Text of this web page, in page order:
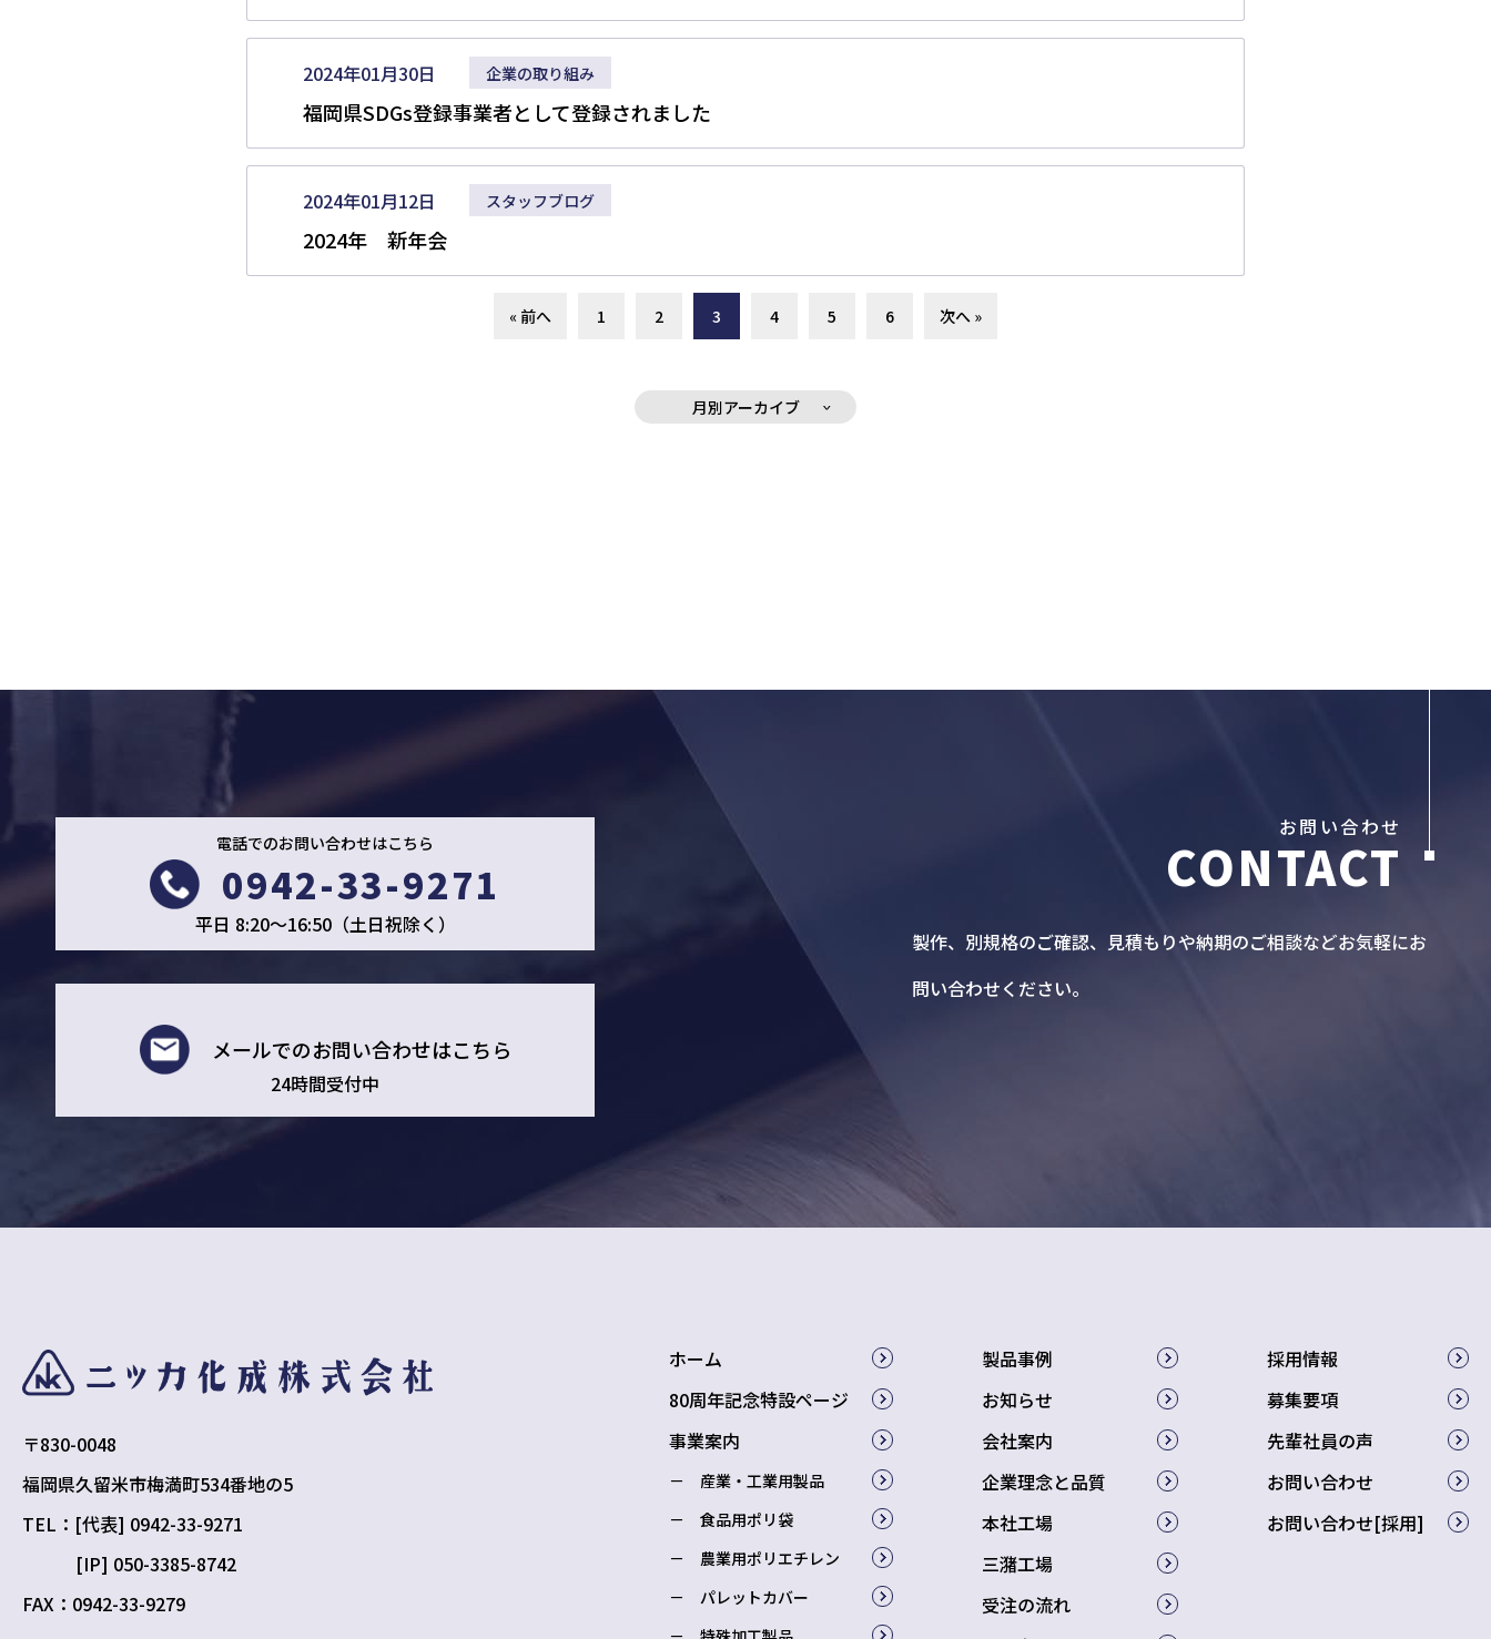
2024年01月30日 企業の取り組み
福岡県SDGs登録事業者として登録されました
2024年01月12日 スタッフブログ
2024年 新年会
« 前へ 1 2 3 4 5 6 次へ »
月別アーカイブ
お問い合わせ
製作、別規格のご確認、見積もりや納期のご相談などお気軽にお
問い合わせください。
電話でのお問い合わせはこちら
0942-33-9271
平日 8:20～16:50（土日祝除く）
メールでのお問い合わせはこちら
24時間受付中
〒830-0048
福岡県久留米市梅満町534番地の5
TEL：[代表] 0942-33-9271
[IP] 050-3385-8742
FAX：0942-33-9279
ホーム
80周年記念特設ページ
事業案内
産業・工業用製品
食品用ポリ袋
農業用ポリエチレン
パレットカバー
製品事例
お知らせ
会社案内
企業理念と品質
本社工場
三潴工場
受注の流れ
採用情報
募集要項
先輩社員の声
お問い合わせ
お問い合わせ[採用]